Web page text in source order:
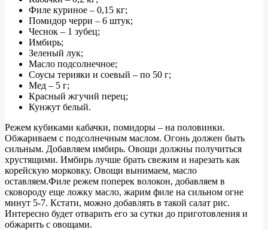
Филе куриное – 0,15 кг;
Помидор черри – 6 штук;
Чеснок – 1 зубец;
Имбирь;
Зеленый лук;
Масло подсолнечное;
Соусы терияки и соевый – по 50 г;
Мед – 5 г;
Красный жгучий перец;
Кунжут белый.
Режем кубиками кабачки, помидоры – на половинки.
Обжариваем с подсолнечным маслом. Огонь должен быть
сильным. Добавляем имбирь. Овощи должны получиться
хрустящими. Имбирь лучше брать свежим и нарезать как
корейскую морковку. Овощи вынимаем, масло
оставляем.Филе режем поперек волокон, добавляем в
сковороду еще ложку масло, жарим филе на сильном огне
минут 5-7. Кстати, можно добавлять в такой салат рис.
Интересно будет отварить его за сутки до приготовления и
обжарить с овощами.